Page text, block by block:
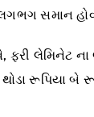
લગભગ સમાન
લેમિનેટ ના
રૂપિયા બે